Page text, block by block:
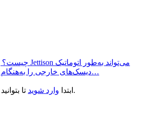
دیسک‌های خارجی را به‌هنگام خاموش شدن…
ابتدا وارد شوید تا بتوانید دیدگاهی ارسال کنید.